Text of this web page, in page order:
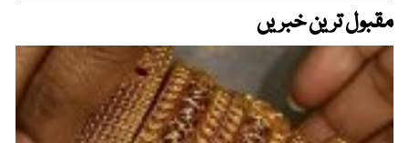
مقبول ترین خبریں